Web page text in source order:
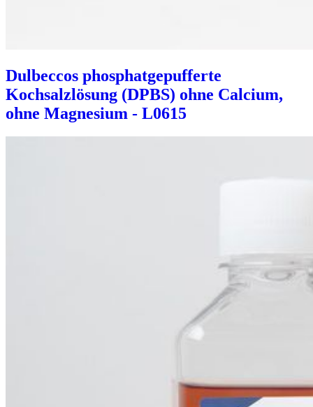
Dulbeccos phosphatgepufferte
Kochsalzlösung (DPBS) ohne Calcium,
ohne Magnesium - L0615